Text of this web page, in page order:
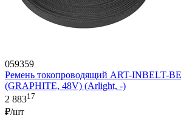
059359
Ремень токопроводящий ART-INBELT-
(GRAPHITE, 48V) (Arlight, -)
2 88317
₽/шт